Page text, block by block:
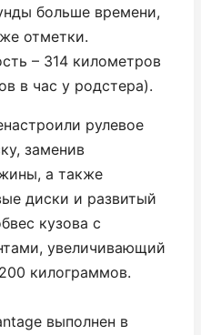
больше времени,
отметки.
– 314 километров
в час у родстера).
рулевое
заменив
а также
диски и развитый
кузова с
увеличивающий
килограммов.
выполнен в